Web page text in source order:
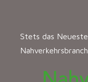
Stets das